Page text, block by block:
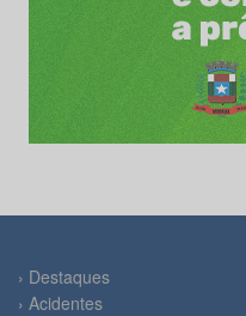
› Destaques
› Acidentes